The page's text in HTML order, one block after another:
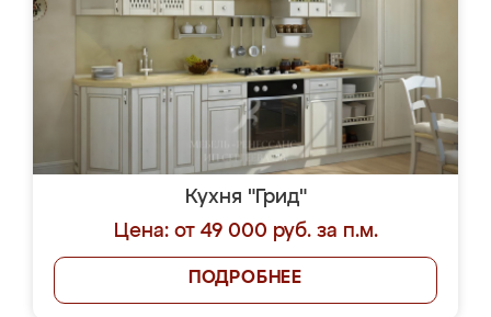
Кухня "Грид"
Цена: от 49 000 руб. за п.м.
ПОДРОБНЕЕ